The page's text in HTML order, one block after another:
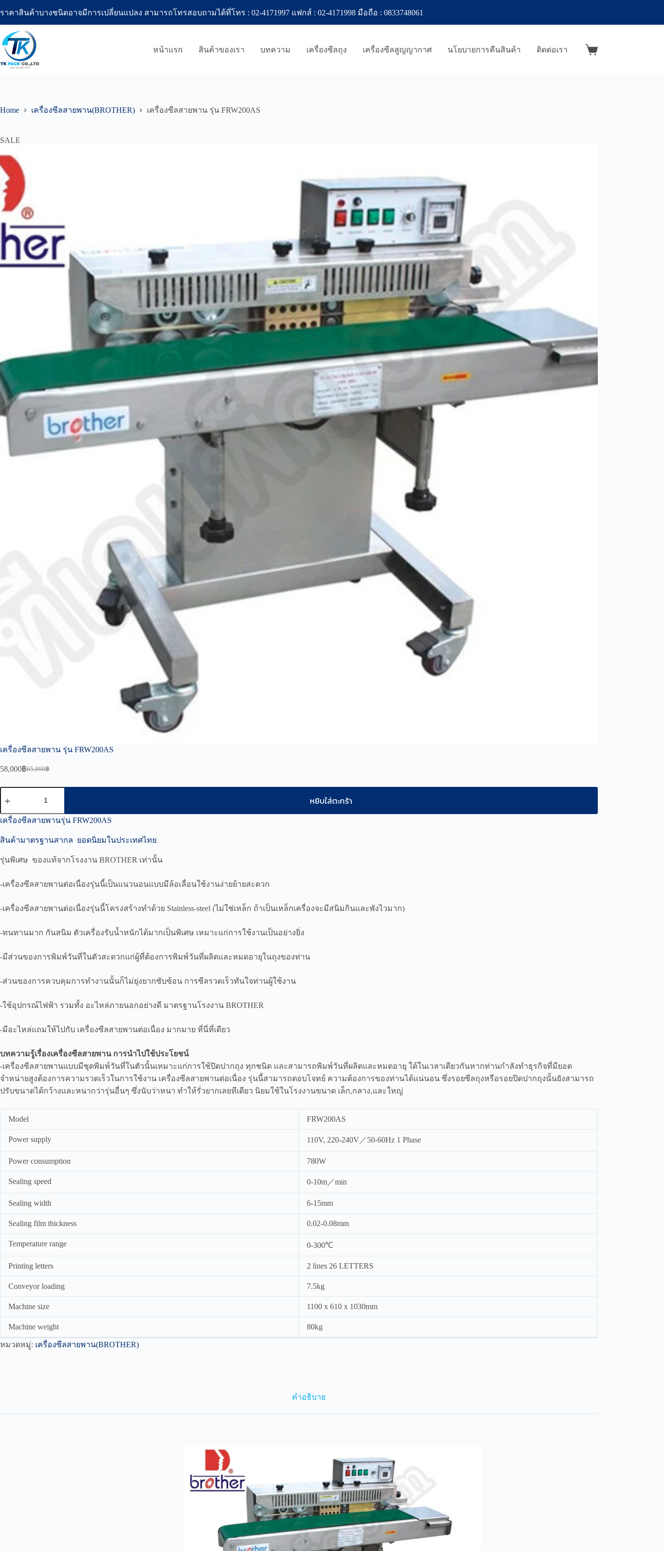
to
ราคาสินค้าบางชนิดอาจมีการเปลี่ยนแปลง สามารถโทรสอบถามได้ที่โทร : 02-4171997 แฟกส์ : 02-4171998 มือถือ : 0833748061
หน้าแรก สินค้าของเรา บทความ เครื่องซีลถุง เครื่องซีลสูญญากาศ นโยบายการคืนสินค้า ติดต่อเรา
Shopping
Home เครื่องซีลสายพาน(BROTHER) เครื่องซีลสายพาน รุ่น FRW200AS
SALE
เครื่องซีลสายพาน รุ่น FRW200AS
65,000฿
Original
was:
65,000฿.
58,000฿Current
is:
58,000฿.
เครื่อง
ซีล
รุ่น
ชิ้น
หยิบใส่ตะกร้า
เครื่องซีลสายพานรุ่น FRW200AS
สินค้ามาตรฐานสากล ยอดนิยมในประเทศไทย
รุ่นพิเศษ ของแท้จากโรงงาน BROTHER เท่านั้น
-เครื่องซีลสายพานต่อเนื่องรุ่นนี้เป็นแนวนอนแบบมีล้อเลื่อนใช้งานง่ายย้ายสะดวก
-เครื่องซีลสายพานต่อเนื่องรุ่นนี้โครงสร้างทำด้วย Stainless-steel (ไม่ใช่เหล็ก ถ้าเป็นเหล็กเครื่องจะมีสนิมกินและพังไวมาก)
-ทนทานมาก กันสนิม ตัวเครื่องรับน้ำหนักได้มากเป็นพิเศษ เหมาะแก่การใช้งานเป็นอย่างยิ่ง
-มีส่วนของการพิมพ์วันที่ในตัวสะดวกแก่ผู้ที่ต้องการพิมพ์วันที่ผลิตและหมดอายุในถุงของท่าน
-ส่วนของการควบคุมการทำงานนั้นก็ไม่ยุ่งยากซับซ้อน การซีลรวดเร็วทันใจท่านผู้ใช้งาน
-ใช้อุปกรณ์ไฟฟ้า รวมทั้ง อะไหล่ภายนอกอย่างดี มาตรฐานโรงงาน BROTHER
-มีอะไหล่แถมให้ไปกับ เครื่องซีลสายพานต่อเนื่อง มากมาย ที่นี่ที่เดียว
บทความรู้เรื่องเครื่องซีลสายพาน การนำไปใช้ประโยชน์
-เครื่องซีลสายพานแบบมีชุดพิมพ์วันที่ในตัวนั้นเหมาะแก่การใช้ปิดปากถุง ทุกชนิด และสามารถพิมพ์วันที่ผลิตและหมดอายุ ใด้ในเวลาเดียวกันหากท่านกำลังทำธุรกิจที่มียอด
จำหน่ายสูงต้องการความรวดเร็วในการใช้งาน เครื่องซีลสายพานต่อเนื่อง รุ่นนี้สามารถตอบโจทย์ ความต้องการของท่านได้แน่นอน ซึ่งรอยซีลถุงหรือรอยปิดปากถุงนั้นยังสามารถ
ปรับขนาดได้กว้างและหนากว่ารุ่นอื่นๆ ซึ่งนับว่าหนา ทำให้รั่วยากเลยทีเดียว นิยมใช้ในโรงงานขนาด เล็ก,กลาง,และใหญ่
Model FRW200AS
Power supply 110V, 220-240V／50-60Hz 1 Phase
Power consumption 780W
Sealing speed 0-10m／min
Sealing width 6-15mm
Sealing film thickness 0.02-0.08mm
Temperature range 0-300℃
Printing letters 2 lines 26 LETTERS
Conveyor loading 7.5kg
Machine size 1100 x 610 x 1030mm
Machine weight 80kg
หมวดหมู่: เครื่องซีลสายพาน(BROTHER)
คำอธิบาย